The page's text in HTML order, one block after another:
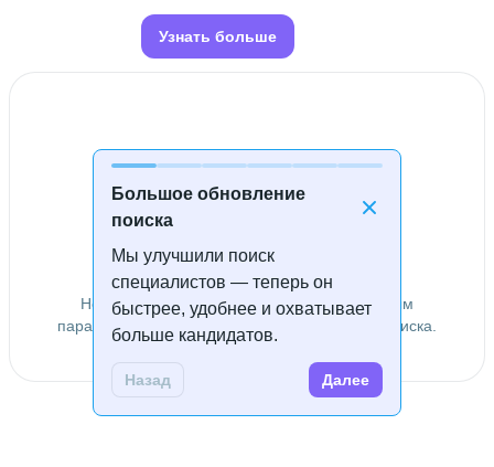
Большое обновление
поиска
Мы улучшили поиск
специалистов — теперь он
быстрее, удобнее и охватывает
больше кандидатов.
Назад Далее
Узнать больше
Специалисты не найдены
Не удалось найти специалистов по заданным
параметрам. Попробуйте изменить условия поиска.